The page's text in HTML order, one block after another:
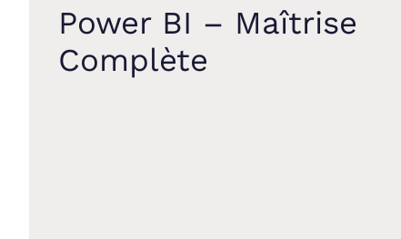
Power BI – Maîtrise
Complète